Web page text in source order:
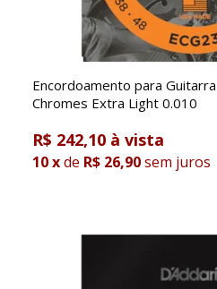
Encordoamento para
Chromes Extra Light 0.010
R$ 242,10
10xde R$ 26,90sem juros